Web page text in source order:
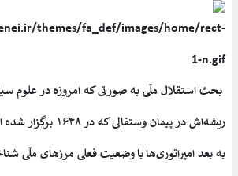
بحث استقلال ملّی به صورتی که امروزه در علوم
ریشه‌اش در پیمان
به بعد امپراتوری‌ها با وضعیت فعلی مرزهای ملّی